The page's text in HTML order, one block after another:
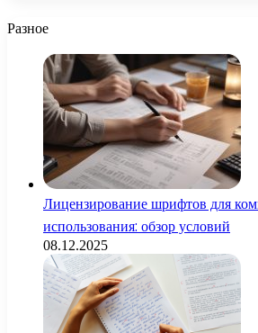
Разное
Лицензирование шрифтов для
использования: обзор условий
08.12.2025